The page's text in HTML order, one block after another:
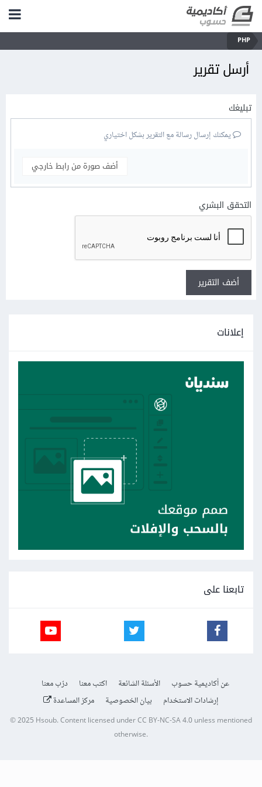
PHP
أرسل تقرير
تبليغك
يمكنك إرسال رسالة مع التقرير بشكل اختياري
أضف صورة من رابط خارجي
التحقق البشري
أضف التقرير
إعلانات
تابعنا على
عن أكاديمية حسوب الأسئلة الشائعة اكتب معنا
درّب معنا
إرشادات الاستخدام
بيان الخصوصية مركز المساعدة
© 2025 Hsoub.Content licensed underCC BY-NC-SA 4.0unless mentioned
otherwise.